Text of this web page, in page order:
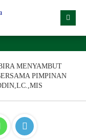
MENYAMBUT
PIMPINAN